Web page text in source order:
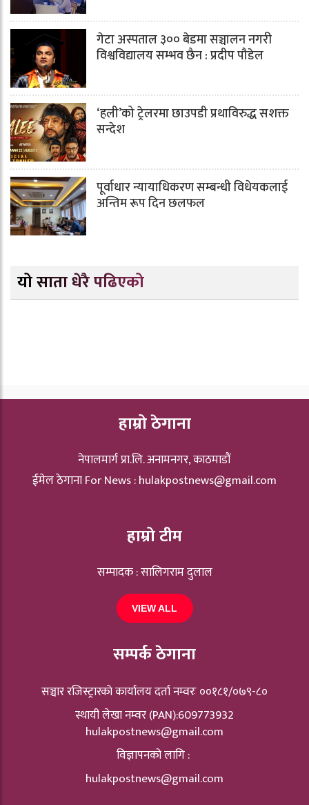
गेटा अस्पताल ३०० बेडमा सञ्चालन नगरी
विश्वविद्यालय सम्भव छैन : प्रदीप पौडेल
‘हली’को ट्रेलरमा छाउपडी प्रथाविरुद्ध सशक्त
सन्देश
पूर्वाधार न्यायाधिकरण सम्बन्धी विधेयकलाई
अन्तिम रूप दिन छलफल
यो साता धेरै पढिएको
हाम्रो ठेगाना
नेपालमार्ग प्रा.लि. अनामनगर, काठमाडौं
ईमेल ठेगाना For News :hulakpostnews@gmail.com
हाम्रो टीम
सम्पादक : सालिगराम दुलाल
VIEW ALL
सम्पर्क ठेगाना
सञ्चार रजिस्ट्रारकाे कार्यालय दर्ता नम्वरः ००१८१/०७९-८०
स्थायी लेखा नम्वर (PAN):609773932
hulakpostnews@gmail.com
विज्ञापनको लागि :
hulakpostnews@gmail.com